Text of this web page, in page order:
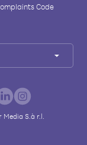
Code
Media S.à r.l.